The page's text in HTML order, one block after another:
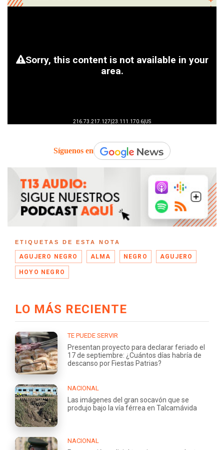
Síguenos en
ETIQUETAS DE ESTA NOTA
AGUJERO NEGRO ALMA NEGRO AGUJERO
HOYO NEGRO
LO MÁS RECIENTE
TE PUEDE SERVIR
Presentan proyecto para declarar feriado el
17 de septiembre: ¿Cuántos días habría de
descanso por Fiestas Patrias?
NACIONAL
Las imágenes del gran socavón que se
produjo bajo la vía férrea en Talcamávida
NACIONAL